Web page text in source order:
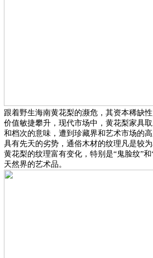
跟着野生海南黄花梨的濒危，其资本稀缺
价值敏捷攀升，现代市场中，黄花梨家具
和档次的意味，遭到珍藏界和艺术市场的
具有先天的劣势，通俗木材的纹理凡是较
黄花梨的纹理富有变化，特别是“鬼脸纹”
天然界的艺术品。